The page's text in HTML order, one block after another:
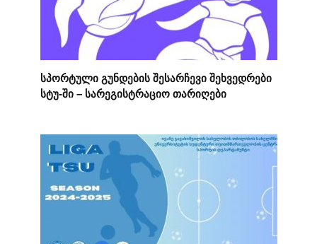
სპორტული გუნდების შესარჩევი შეხვედრები
სტუ-ში – სარეგისტრაციო თარიღები